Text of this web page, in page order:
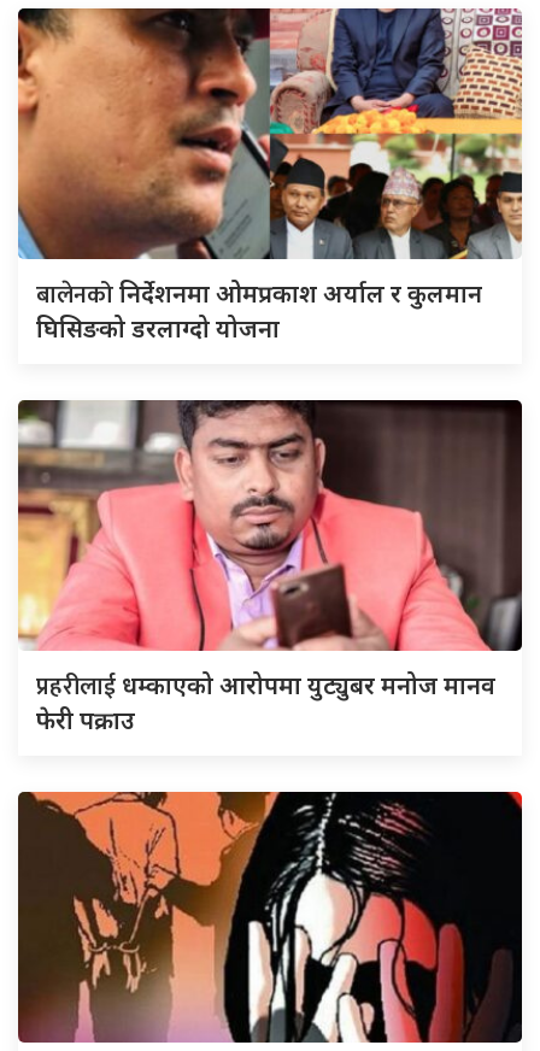
बालेनकोनिर्देशनमा ओमप्रकाश अर्याल र कुलमान
घिसिङको डरलाग्दो योजना
प्रहरीलाई धम्काएको आरोपमा युट्युबर मनोज मानव
फेरी पक्राउ